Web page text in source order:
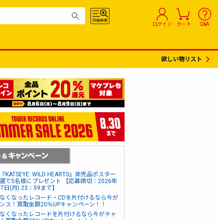
ログイン カート Q&A
欲しい物リスト
KATSEYE: WILD HEARTS』非売品ポスター
で5名様にプレゼント 【応募締切：2026年
日(月) 23：59まで】
くなったレコード・CDを片付けるなら今が
ス！買取金額20％UPキャンペーン！！
くなったレコードを片付けるなら今がチャ